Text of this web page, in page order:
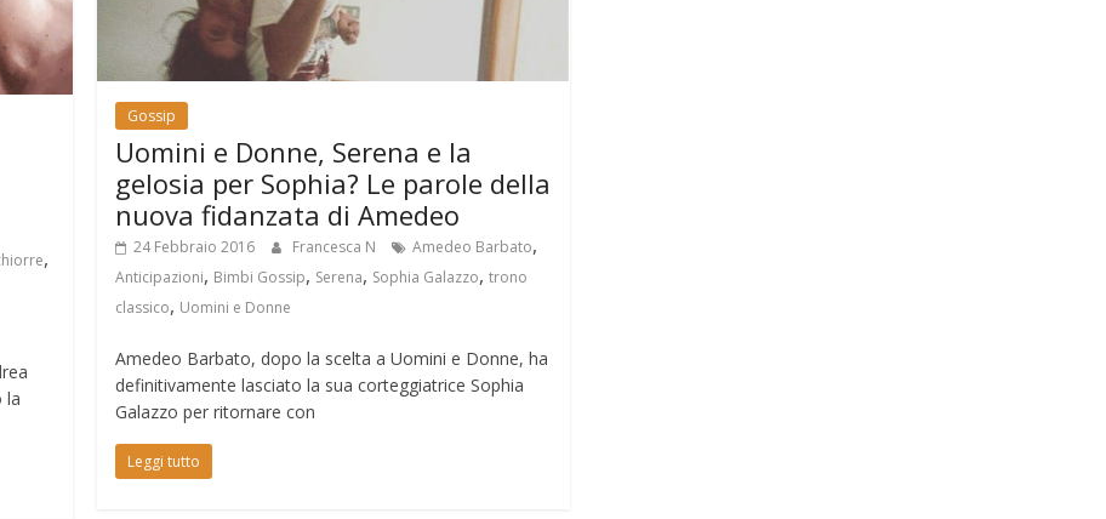
,
la
Gossip
Uomini e Donne, Serena e la
gelosia per Sophia? Le parole della
nuova fidanzata di Amedeo
24 Febbraio 2016 Francesca N Amedeo Barbato,
Anticipazioni, Bimbi Gossip, Serena, Sophia Galazzo,trono
classico, Uomini e Donne
Amedeo Barbato, dopo la scelta a Uomini e Donne, ha
definitivamente lasciato la sua corteggiatrice Sophia
Galazzo per ritornare con
Leggi tutto